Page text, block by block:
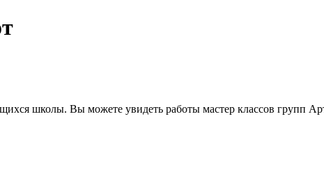
школы. Вы можете увидеть работы мастер классов групп